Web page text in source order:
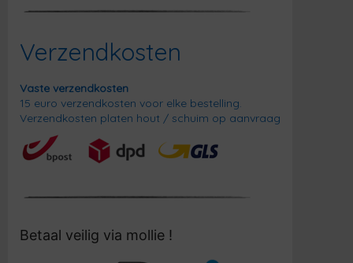
Verzendkosten
Vaste verzendkosten
15 euro verzendkosten voor elke bestelling.
Verzendkosten platen hout / schuim op aanvraag
Betaal veilig via mollie !